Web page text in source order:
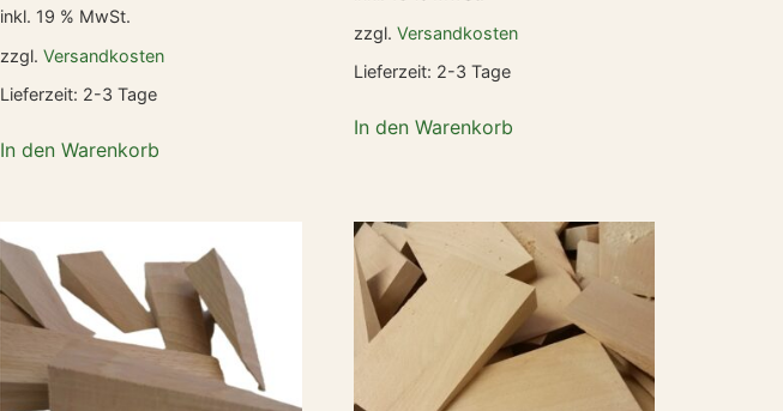
inkl. 19 % MwSt.
zzgl.Versandkosten
Lieferzeit: 2-3 Tage
In den Warenkorb
zzgl.Versandkosten
Lieferzeit: 2-3 Tage
In den Warenkorb